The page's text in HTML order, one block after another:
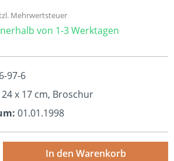
Mehrwertsteuer
von 1-3 Werktagen
97-6
24 x 17 cm, Broschur
01.01.1998
Gib den gewünschten
In den Warenkorb